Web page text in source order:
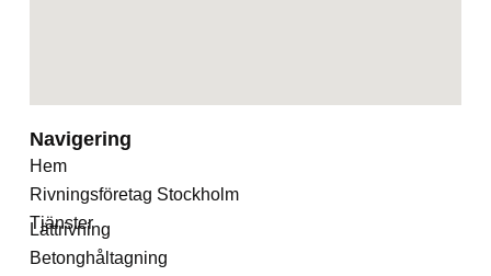
Navigering
Hem
Rivningsföretag Stockholm
Tjänster
Lättrivning
Betonghåltagning